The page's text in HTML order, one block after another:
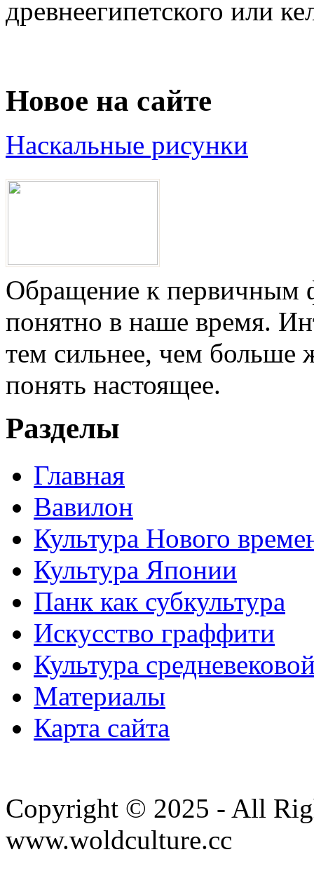
древнеегипетского или
Новое на сайте
Наскальные рисунки
Обращение к первичным
понятно в наше время.
тем сильнее, чем больше
понять настоящее.
Разделы
Главная
Вавилон
Культура Нового
Культура Японии
Панк как субкультура
Искусство граффити
Культура
Материалы
Карта сайта
Copyright © 2025 - All
www.woldculture.cc